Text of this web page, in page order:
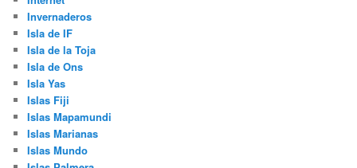
Invernaderos
Isla de IF
Isla de la Toja
Isla de Ons
Isla Yas
Islas Fiji
Islas Mapamundi
Islas Marianas
Islas Mundo